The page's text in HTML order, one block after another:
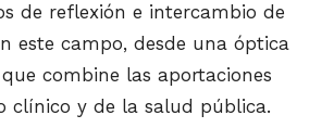
de reflexión e intercambio de
este campo, desde una óptica
combine las aportaciones
clínico y de la salud pública.